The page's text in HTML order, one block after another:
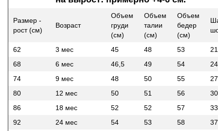
Размер -
рост (см)
Возраст
Объем
груди
(см)
Объем
талии
(см)
Объем
бедер
(см)
62 3 мес 45 48 53
21
68
6 мес 46,5 49 54
24
74
9 мес 48 50 55
27
80
12 мес 50 51 56
30
86
18 мес 52 52 57
92
24 мес 54 53 58
37